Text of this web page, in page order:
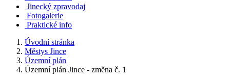
Jinecký zpravodaj
Fotogalerie
Praktické info
Úvodní stránka
Městys Jince
Územní plán
Územní plán Jince - změna č. 1